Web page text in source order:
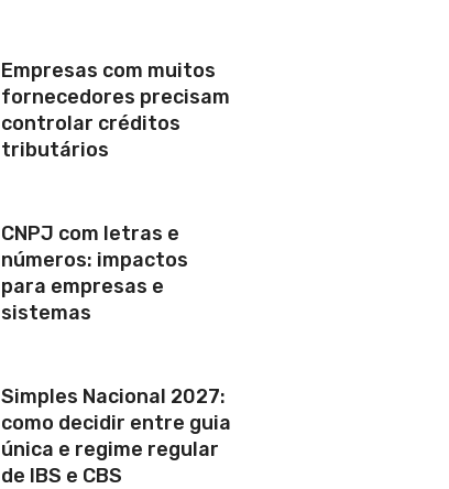
Empresas com muitos
fornecedores precisam
controlar créditos
tributários
CNPJ com letras e
números: impactos
para empresas e
sistemas
Simples Nacional 2027:
como decidir entre guia
única e regime regular
de IBS e CBS